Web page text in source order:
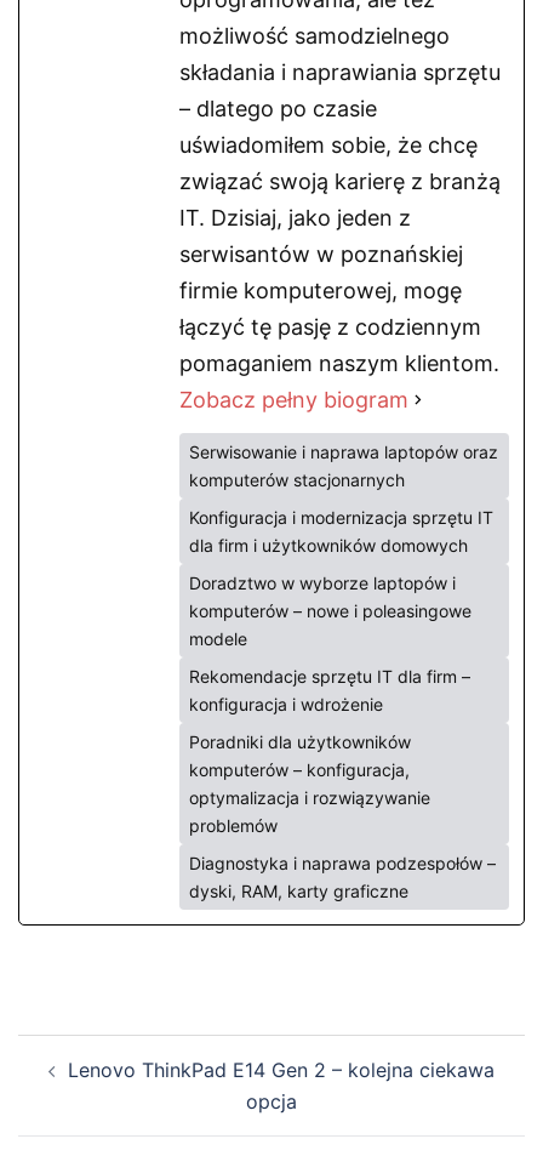
możliwość samodzielnego
składania i naprawiania sprzętu
– dlatego po czasie
uświadomiłem sobie, że chcę
związać swoją karierę z branżą
IT. Dzisiaj, jako jeden z
serwisantów w poznańskiej
firmie komputerowej, mogę
łączyć tę pasję z codziennym
pomaganiem naszym klientom.
Zobacz pełny biogram
Serwisowanie i naprawa laptopów oraz
komputerów stacjonarnych
Konfiguracja i modernizacja sprzętu IT
dla firm i użytkowników domowych
Doradztwo w wyborze laptopów i
komputerów – nowe i poleasingowe
modele
Rekomendacje sprzętu IT dla firm –
konfiguracja i wdrożenie
Poradniki dla użytkowników
komputerów – konfiguracja,
optymalizacja i rozwiązywanie
problemów
Diagnostyka i naprawa podzespołów –
dyski, RAM, karty graficzne
wpisyLenovo ThinkPad E14 Gen 2 – kolejna ciekawa
opcja